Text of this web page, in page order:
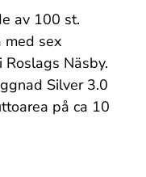
av 100 st.
med sex
Näsby.
Silver 3.0
på ca 10